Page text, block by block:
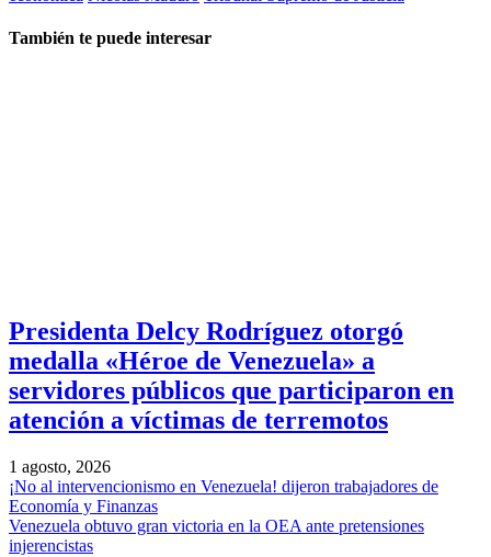
También te puede interesar
Presidenta Delcy Rodríguez otorgó
medalla «Héroe de Venezuela» a
servidores públicos que participaron en
atención a víctimas de terremotos
1 agosto, 2026
¡No al intervencionismo en Venezuela! dijeron trabajadores de
Economía y Finanzas
Venezuela obtuvo gran victoria en la OEA ante pretensiones
injerencistas